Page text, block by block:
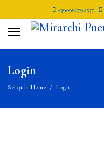
+390961790537
Login
Sei qui: Home Login